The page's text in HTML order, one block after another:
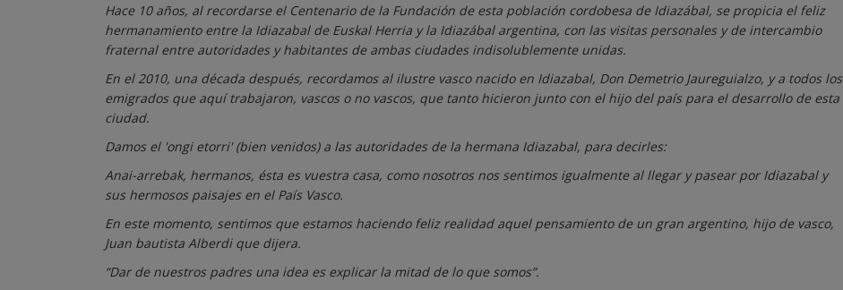
Hace 10 años, al recordarse el Centenario de la Fundación de esta población cordobesa de Idiazábal, se propicia el feliz
hermanamiento entre la Idiazabal de Euskal Herria y la Idiazábal argentina, con las visitas personales y de intercambio
fraternal entre autoridades y habitantes de ambas ciudades indisolublemente unidas.
En el 2010, una década después, recordamos al ilustre vasco nacido en Idiazabal, Don Demetrio Jaureguialzo, y a todos los
emigrados que aquí trabajaron, vascos o no vascos, que tanto hicieron junto con el hijo del país para el desarrollo de esta
ciudad.
Damos el 'ongi etorri' (bien venidos) a las autoridades de la hermana Idiazabal, para decirles:
Anai-arrebak, hermanos, ésta es vuestra casa, como nosotros nos sentimos igualmente al llegar y pasear por Idiazabal y
sus hermosos paisajes en el País Vasco.
En este momento, sentimos que estamos haciendo feliz realidad aquel pensamiento de un gran argentino, hijo de vasco,
Juan bautista Alberdi que dijera.
“Dar de nuestros padres una idea es explicar la mitad de lo que somos”.